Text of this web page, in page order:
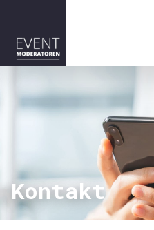
Kontakt